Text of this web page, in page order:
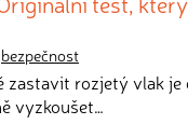
bezpečnost
zastavit rozjetý vlak
vyzkoušet…